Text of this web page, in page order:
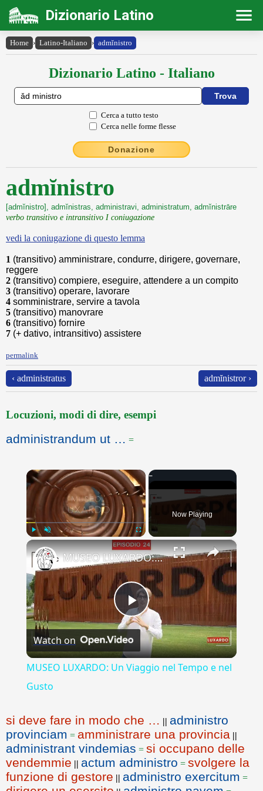
Dizionario Latino
Home › Latino-Italiano › admĭnistro
Dizionario Latino - Italiano
Cerca a tutto testo
Cerca nelle forme flesse
Donazione
admĭnistro
[admĭnistro], admĭnistras, administravi, administratum, admĭnistrāre
verbo transitivo e intransitivo I coniugazione
vedi la coniugazione di questo lemma
1 (transitivo) amministrare, condurre, dirigere, governare,
reggere
2 (transitivo) compiere, eseguire, attendere a un compito
3 (transitivo) operare, lavorare
4 somministrare, servire a tavola
5 (transitivo) manovrare
6 (transitivo) fornire
7 (+ dativo, intransitivo) assistere
permalink
‹ administratus admĭnistror ›
Locuzioni, modi di dire, esempi
administrandum ut … =
×
Fullscreen
Now Playing
×
Play
Video
MUSEO LUXARDO: Un Viaggio nel Tempo e nel Gusto
Watch on
MUSEO LUXARDO: Un Viaggio nel Tempo e nel
Gusto
si deve fare in modo che … || administro
provinciam = amministrare una provincia ||
administrant vindemias = si occupano delle
vendemmie || actum administro = svolgere la
funzione di gestore || administro exercitum =